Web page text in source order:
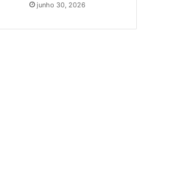
junho 30, 2026